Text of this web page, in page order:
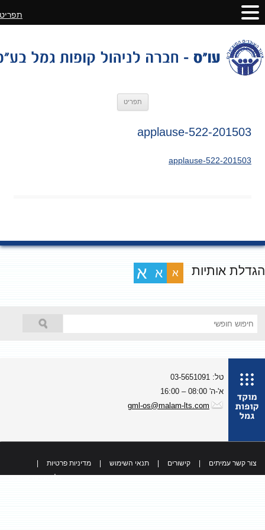
תפריט
201503-applause-522
201503-applause-522
אותיות א א א
טל: 03-5651091
א'-ה' 08:00 – 16:00
gml-os@malam-lts.com
צור קשר עמיתים קישורים תנאי השימוש מדיניות פרטיות
כל הזכויות שמורות
תפריט